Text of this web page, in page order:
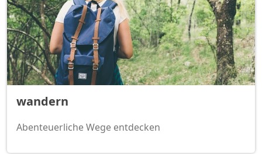
wandern
Abenteuerliche Wege entdecken